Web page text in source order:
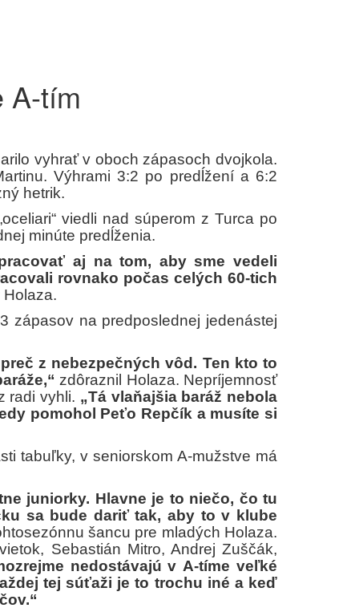
A-tím
vyhrať v oboch zápasoch dvojkola.
Výhrami 3:2 po predĺžení a 6:2
hetrik.
viedli nad súperom z Turca po
minúte predĺženia.
aj na tom, aby sme vedeli
rovnako počas celých 60-tich
zápasov na predposlednej jedenástej
z nebezpečných vôd. Ten kto to
zdôraznil Holaza. Nepríjemnosť
radi vyhli. „Tá vlaňajšia baráž nebola
pomohol Peťo Repčík a musíte si
tabuľky, v seniorskom A-mužstve má
juniorky. Hlavne je to niečo, čo tu
sa bude dariť tak, aby to v klube
šancu pre mladých Holaza.
Sebastián Mitro, Andrej Zuščák,
nedostávajú v A-tíme veľké
tej súťaži je to trochu iné a keď